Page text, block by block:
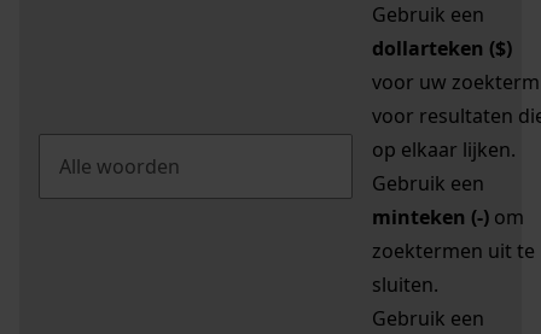
Gebruik een
dollarteken ($)
voor uw zoekterm
voor resultaten
op elkaar lijken.
Gebruik een
minteken (-) om
zoektermen uit te
sluiten.
Gebruik een